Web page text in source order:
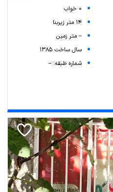
0 خواب
14 متر زیربنا
-- متر زمین
سال ساخت 1385
شماره طبقه: --